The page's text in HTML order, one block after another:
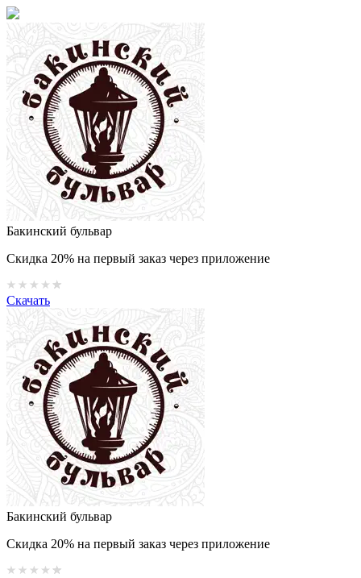
Бакинский бульвар
Скидка 20% на первый заказ через приложение
Скачать
Бакинский бульвар
Скидка 20% на первый заказ через приложение